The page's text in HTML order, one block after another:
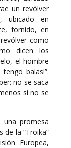
un revólver
ubicado en
fornido, en
como
dicen los
el hombre
balas!”.
no se saca
si no se
una promesa
la “Troika”
Europea,